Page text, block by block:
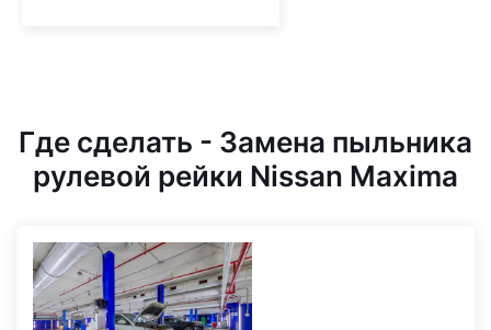
Где сделать - Замена пыльника
рулевой рейки Nissan Maxima